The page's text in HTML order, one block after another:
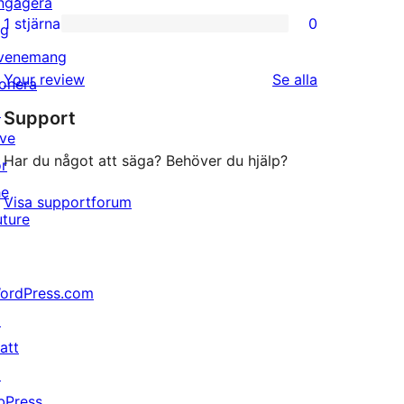
recensioner
2-
recensioner
0
1-
stjärniga
recensioner
1 stjärna 0
Your review Se alla
Support
Har du något att säga? Behöver du hjälp?
Visa supportforum